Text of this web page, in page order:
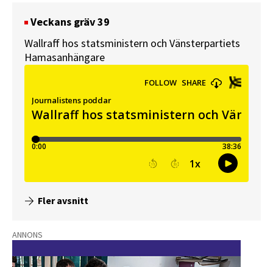
Veckans gräv 39
Wallraff hos statsministern och Vänsterpartiets
Hamasanhängare
Fler avsnitt
ANNONS